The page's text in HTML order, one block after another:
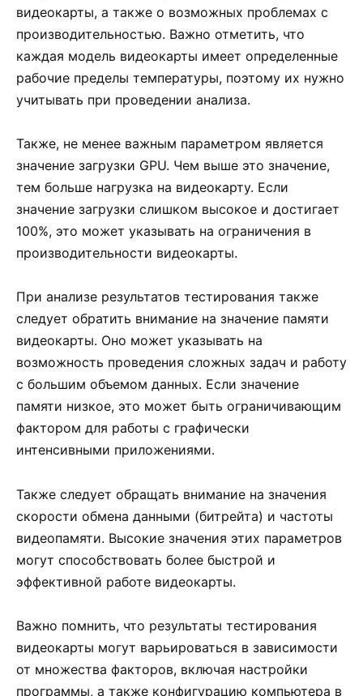
видеокарты, а также о возможных проблемах с
производительностью. Важно отметить, что
каждая модель видеокарты имеет определенные
рабочие пределы температуры, поэтому их нужно
учитывать при проведении анализа.
Также, не менее важным параметром является
значение загрузки GPU. Чем выше это значение,
тем больше нагрузка на видеокарту. Если
значение загрузки слишком высокое и достигает
100%, это может указывать на ограничения в
производительности видеокарты.
При анализе результатов тестирования также
следует обратить внимание на значение памяти
видеокарты. Оно может указывать на
возможность проведения сложных задач и работу
с большим объемом данных. Если значение
памяти низкое, это может быть ограничивающим
фактором для работы с графически
интенсивными приложениями.
Также следует обращать внимание на значения
скорости обмена данными (битрейта) и частоты
видеопамяти. Высокие значения этих параметров
могут способствовать более быстрой и
эффективной работе видеокарты.
Важно помнить, что результаты тестирования
видеокарты могут варьироваться в зависимости
от множества факторов, включая настройки
программы, а также конфигурацию компьютера в